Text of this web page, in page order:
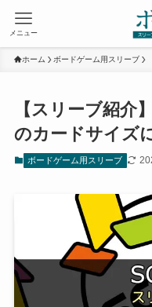
メニュー
ホーム ボードゲーム用スリーブ
【スリーブ紹介
のカードサイズ
ボードゲーム用スリーブ